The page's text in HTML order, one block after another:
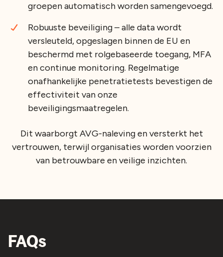
groepen automatisch worden samengevoegd.
Robuuste beveiliging – alle data wordt
versleuteld, opgeslagen binnen de EU en
beschermd met rolgebaseerde toegang, MFA
en continue monitoring. Regelmatige
onafhankelijke penetratietests bevestigen de
effectiviteit van onze
beveiligingsmaatregelen.
Dit waarborgt AVG-naleving en versterkt het
vertrouwen, terwijl organisaties worden voorzien
van betrouwbare en veilige inzichten.
FAQs